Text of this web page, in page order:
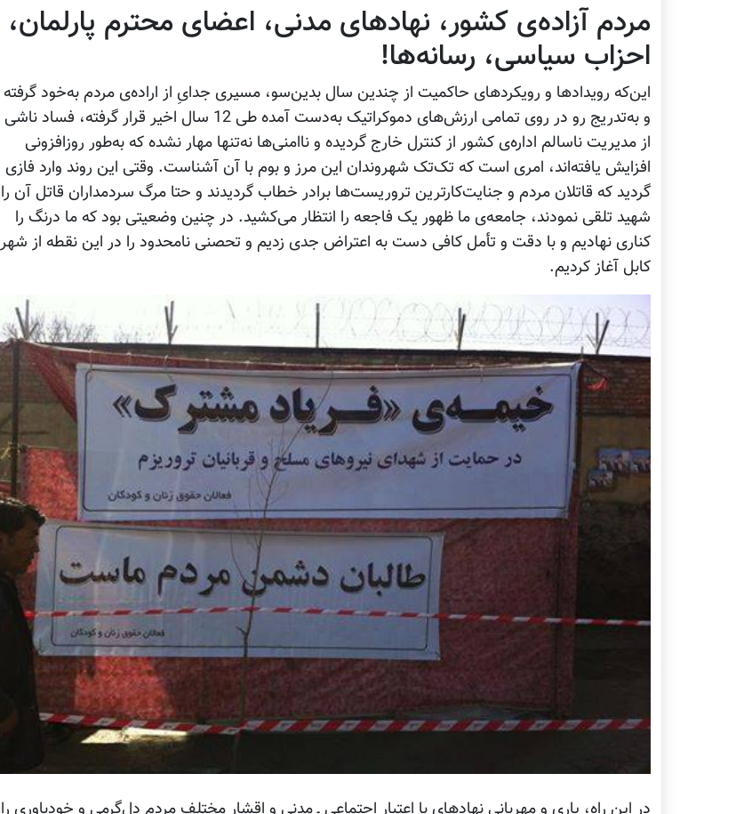
مردم آزاده‌ی کشور، نهادهای مدنی، اعضای محترم پارلمان،
احزاب سیاسی، رسانه‌ها!
این‌که رویدادها و رویکردهای حاکمیت از چندین سال بدین‌سو، مسیری جدایِ از اراده‌ی مردم به‌خود گرفته
و به‌تدریج رو در روی تمامی ارزش‌های دموکراتیک به‌دست آمده طی 12 سال اخیر قرار گرفته، فساد ناشی
از مدیریت ناسالم اداره‌ی کشور از کنترل خارج گردیده و ناامنی‌ها نه‌تنها مهار نشده که به‌طور روزافزونی
افزایش یافته‌اند، امری است که تک‌تک شهروندان این مرز و بوم با آن آشناست. وقتی این روند وارد فازی
گردید که قاتلان مردم و جنایت‌کارترین تروریست‌ها برادر خطاب گردیدند و حتا مرگ سردمداران قاتل آن را
شهید تلقی نمودند، جامعه‌ی ما ظهور یک فاجعه را انتظار می‌کشید. در چنین وضعیتی بود که ما درنگ را
کناری نهادیم و با دقت و تأمل کافی دست به اعتراض جدی زدیم و تحصنی نامحدود را در این نقطه از شهر
کابل آغاز کردیم.